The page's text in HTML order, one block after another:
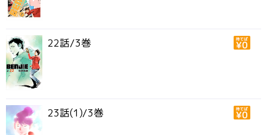
22話/3巻
23話(1)/3巻